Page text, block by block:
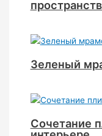
Зеленый
Сочетание